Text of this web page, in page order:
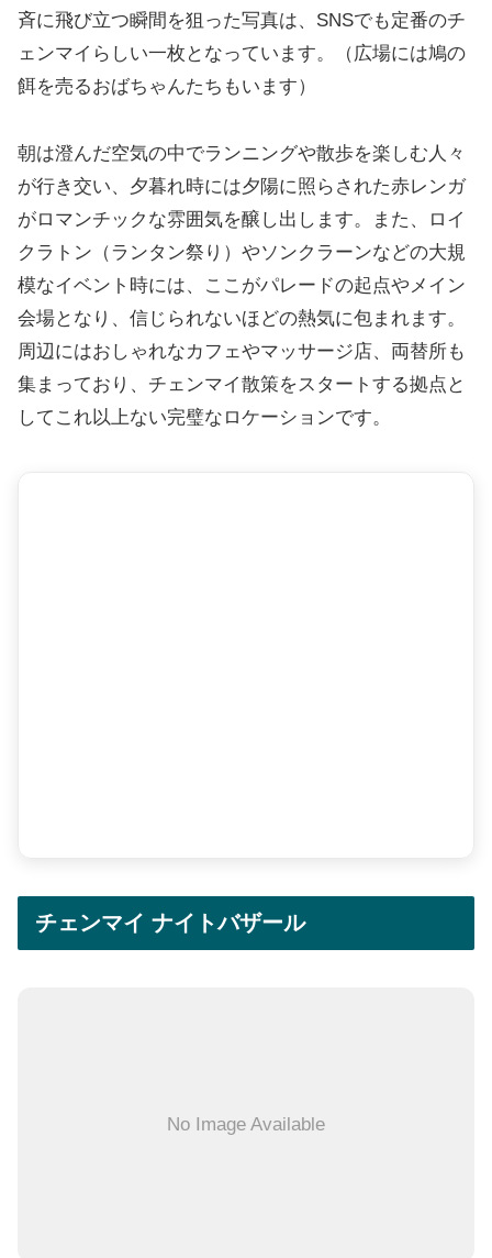
斉に飛び立つ瞬間を狙った写真は、SNSでも定番のチ
ェンマイらしい一枚となっています。（広場には鳩の
餌を売るおばちゃんたちもいます）
朝は澄んだ空気の中でランニングや散歩を楽しむ人々
が行き交い、夕暮れ時には夕陽に照らされた赤レンガ
がロマンチックな雰囲気を醸し出します。また、ロイ
クラトン（ランタン祭り）やソンクラーンなどの大規
模なイベント時には、ここがパレードの起点やメイン
会場となり、信じられないほどの熱気に包まれます。
周辺にはおしゃれなカフェやマッサージ店、両替所も
集まっており、チェンマイ散策をスタートする拠点と
してこれ以上ない完璧なロケーションです。
チェンマイ ナイトバザール
No Image Available